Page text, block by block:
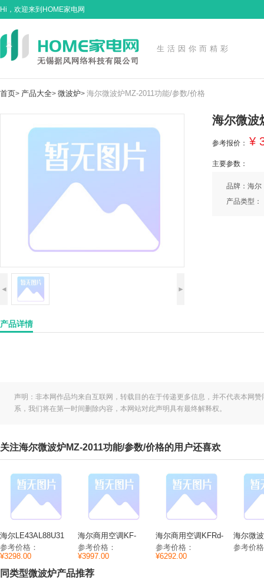
Hi，欢迎来到HOME家电网
生活因你而精彩
首页> 产品大全> 微波炉> 海尔微波炉MZ-2011功能/参数/价格
►
◄
海尔微波
参考报价： ¥
主要参数：
品牌：海尔
产品类型：
产品详情
声明：非本网作品均来自互联网，转载目的在于传递更多信息，并不代表本网
系，我们将在第一时间删除内容，本网站对此声明具有最终解释权。
关注海尔微波炉MZ-2011功能/参数/价格的用户还喜欢
海尔LE43AL88U31
液晶电视参数性
能/CPU/内存
参考价格：
¥3298.00
海尔商用空调KF-
50NW/620参数功率/
能耗/制热
参考价格：
¥3997.00
海尔商用空调KFRd-
71NW/620参数功率/
噪音/尺寸制热/制冷/
参考价格：
¥6292.00
海尔微
2070M1
格
参考价
同类型微波炉产品推荐